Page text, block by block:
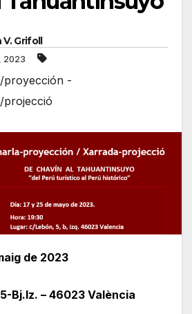
V. Grifoll
2023
proyección -
projecció
de 2023
Bj.Iz. – 46023 València